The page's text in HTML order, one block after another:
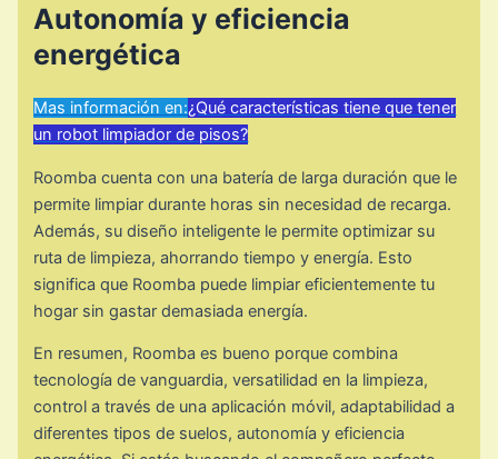
Autonomía y eficiencia
energética
Mas información en:¿Qué características tiene que tener
un robot limpiador de pisos?
Roomba cuenta con una batería de larga duración que le
permite limpiar durante horas sin necesidad de recarga.
Además, su diseño inteligente le permite optimizar su
ruta de limpieza, ahorrando tiempo y energía. Esto
significa que Roomba puede limpiar eficientemente tu
hogar sin gastar demasiada energía.
En resumen, Roomba es bueno porque combina
tecnología de vanguardia, versatilidad en la limpieza,
control a través de una aplicación móvil, adaptabilidad a
diferentes tipos de suelos, autonomía y eficiencia